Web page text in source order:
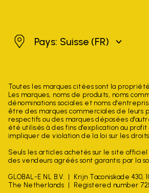
SuissePays: Suisse (FR)
Toutes les marques citées sont la
Les marques, noms de produits, noms
dénominations sociales et noms
être des marques commerciales de leurs
respectifs ou des marques déposées
été utilisés à des fins d'explication au
impliquer de violation de la loi sur les
Seuls les articles achetés sur le site
des vendeurs agréés sont garantis par la
GLOBAL-E NL B.V.
Krijn Taconiskade 430,
The Netherlands
Registered number